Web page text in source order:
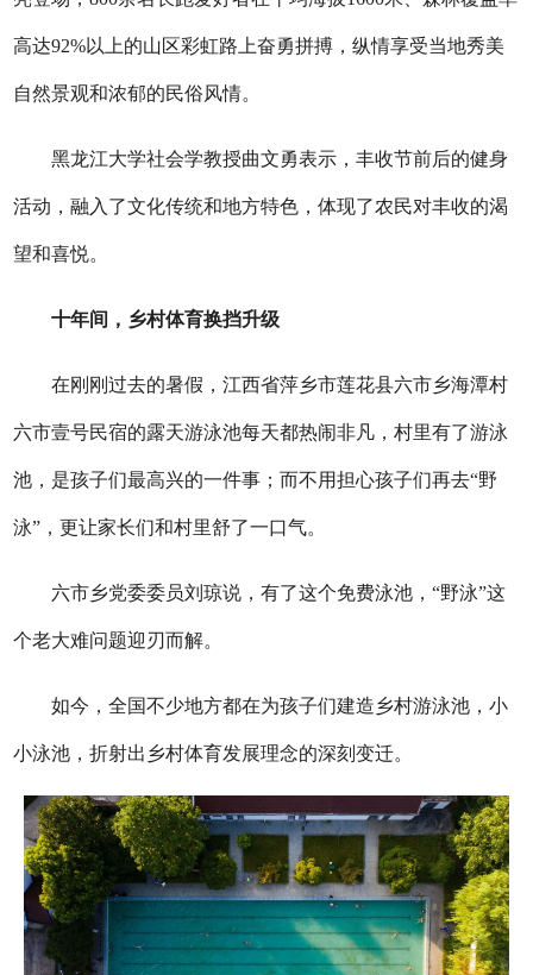
高达92%以上的山区彩虹路上奋勇拼搏，纵情享受当地秀美
自然景观和浓郁的民俗风情。
黑龙江大学社会学教授曲文勇表示，丰收节前后的健身
活动，融入了文化传统和地方特色，体现了农民对丰收的渴
望和喜悦。
十年间，乡村体育换挡升级
在刚刚过去的暑假，江西省萍乡市莲花县六市乡海潭村
六市壹号民宿的露天游泳池每天都热闹非凡，村里有了游泳
池，是孩子们最高兴的一件事；而不用担心孩子们再去“野
泳”，更让家长们和村里舒了一口气。
六市乡党委委员刘琼说，有了这个免费泳池，“野泳”这
个老大难问题迎刃而解。
如今，全国不少地方都在为孩子们建造乡村游泳池，小
小泳池，折射出乡村体育发展理念的深刻变迁。